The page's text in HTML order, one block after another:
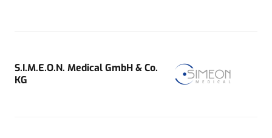
S.I.M.E.O.N. Medical GmbH & Co.
KG